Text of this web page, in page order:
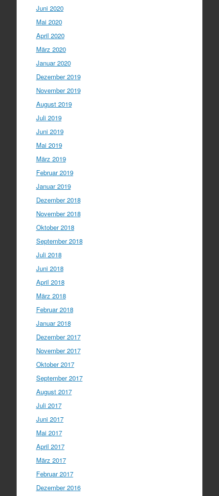
Juni 2020
Mai 2020
April 2020
März 2020
Januar 2020
Dezember 2019
November 2019
August 2019
Juli 2019
Juni 2019
Mai 2019
März 2019
Februar 2019
Januar 2019
Dezember 2018
November 2018
Oktober 2018
September 2018
Juli 2018
Juni 2018
April 2018
März 2018
Februar 2018
Januar 2018
Dezember 2017
November 2017
Oktober 2017
September 2017
August 2017
Juli 2017
Juni 2017
Mai 2017
April 2017
März 2017
Februar 2017
Dezember 2016